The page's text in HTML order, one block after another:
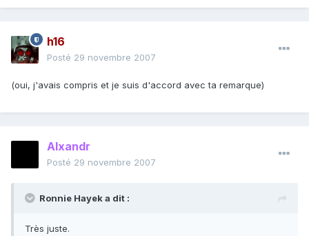
h16
Posté 29 novembre 2007
(oui, j'avais compris et je suis d'accord avec ta remarque)
Alxandr
Posté 29 novembre 2007
Ronnie Hayek a dit :
Très juste.